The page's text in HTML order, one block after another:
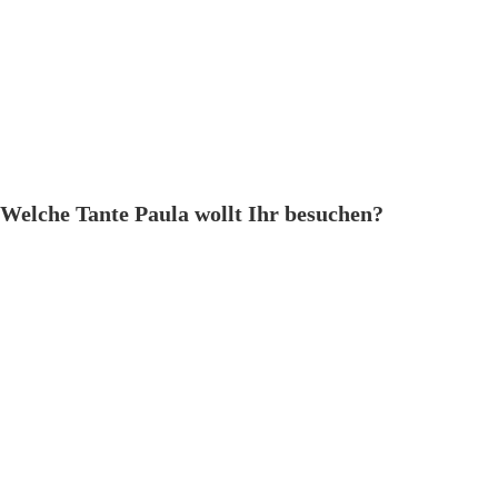
Welche Tante Paula wollt Ihr besuchen?